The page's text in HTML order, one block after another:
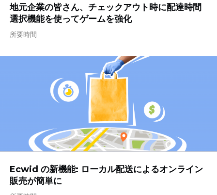
地元企業の皆さん、チェックアウト時に配達時間
選択機能を使ってゲームを強化
所要時間
Ecwid の新機能: ローカル配送によるオンライン
販売が簡単に